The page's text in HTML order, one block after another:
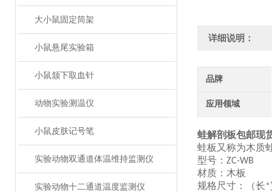
大小鼠固定筒架
小鼠悬尾实验箱
小鼠颔下取血针
动物实验测温仪
小鼠皮肤记号笔
实验动物双通道体温维持监测仪
实验动物十二通道温度监测仪
详细说明：
品牌
应用领域
蛙解剖板包邮现
蛙板又称为木质
型号： ZC-WB
材质：木板
规格尺寸：（长*